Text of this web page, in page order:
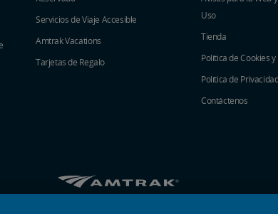
Servicios de Viaje Accesible
Amtrak Vacations
Tarjetas de Regalo
Uso
Tienda
Política de Cookies
Política de
Contáctenos